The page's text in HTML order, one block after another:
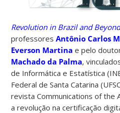
Revolution in Brazil and
professoresAntônio Carlos
Everson Martina e pelo
Machado da Palma,
de Informática e Estatística
Federal de Santa Catarina
revista Communications of the
a revolução na certificação